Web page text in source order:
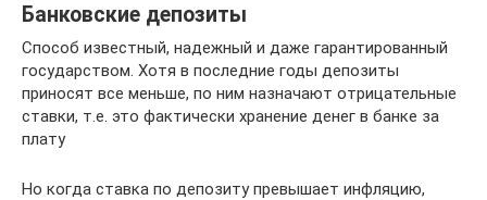
Банковские депозиты
Способ известный, надежный и даже гарантированный
государством. Хотя в последние годы депозиты
приносят все меньше, по ним назначают отрицательные
ставки, т.е. это фактически хранение денег в банке за
плату
Но когда ставка по депозиту превышает инфляцию,